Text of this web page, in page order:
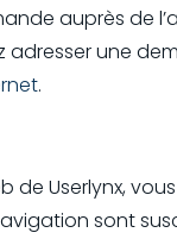
auprès de
une
.
de Userlynx,
sont